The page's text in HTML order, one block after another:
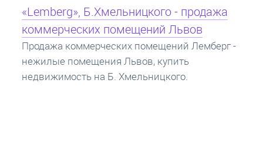
Кредит под залог недвижимости:
ипотека
Ипотека на квартиру - кредит на жилье под
залог недвижимости. Купить в ипотеку - что
нужно знать? Консультация от Экспертов об